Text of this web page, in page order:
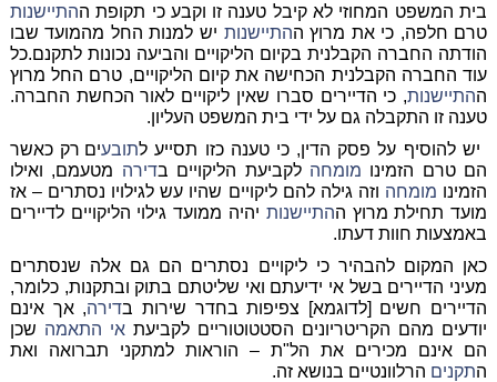
בית המשפט המחוזי לא קיבל טענה זו וקבע כי תקופת ההתיישנות
טרם חלפה, כי את מרוץ ההתיישנות יש למנות החל מהמועד שבו
הודתה החברה הקבלנית בקיום הליקויים והביעה נכונות לתקנם.כל
עוד החברה הקבלנית הכחישה את קיום הליקויים, טרם החל מרוץ
ההתיישנות, כי הדיירים סברו שאין ליקויים לאור הכחשת החברה.
טענה זו התקבלה גם על ידי בית המשפט העליון.
יש להוסיף על פסק הדין, כי טענה כזו תסייע לתובעים רק כאשר
הם טרם הזמינו מומחה לקביעת הליקויים בדירה מטעמם, ואילו
הזמינו מומחה וזה גילה להם ליקויים שהיו עש לגילויו נסתרים – אז
מועד תחילת מרוץ ההתיישנות יהיה ממועד גילוי הליקויים לדיירים
באמצעות חוות דעתו.
כאן המקום להבהיר כי ליקויים נסתרים הם גם אלה שנסתרים
מעיני הדיירים בשל אי ידיעתם ואי שליטתם בתוק ובתקנות, כלומר,
הדיירים חשים [לדוגמא] צפיפות בחדר שירות בדירה, אך אינם
יודעים מהם הקריטריונים הסטטוטוריים לקביעתאי התאמה שכן
הם אינם מכירים את הל"ת – הוראות למתקני תברואה ואת
התקנים הרלוונטיים בנושא זה.